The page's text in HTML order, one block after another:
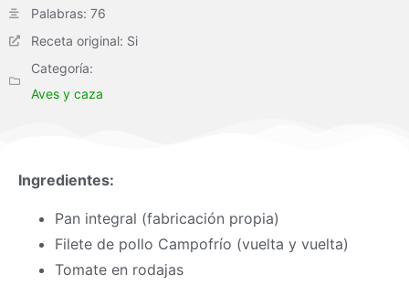
Palabras: 76
Receta original: Si
Categoría:
Aves y caza
Ingredientes:
Pan integral (fabricación propia)
Filete de pollo Campofrío (vuelta y vuelta)
Tomate en rodajas